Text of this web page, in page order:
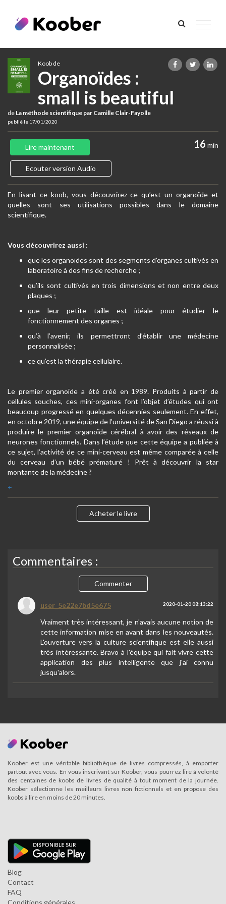
Toggle
Koob de
Organoïdes :
small is beautiful
de La méthode scientifique par Camille Clair-Fayolle
publié le 17/01/2020
16 min
Lire maintenant
Ecouter version Audio
En lisant ce koob, vous découvrirez ce qu’est un organoïde et
quelles sont ses utilisations possibles dans le domaine
scientifique.
Vous découvrirez aussi :
que les organoïdes sont des segments d’organes cultivés en
laboratoire à des fins de recherche ;
qu’ils sont cultivés en trois dimensions et non entre deux
plaques ;
que leur petite taille est idéale pour étudier le
fonctionnement des organes ;
qu’à l’avenir, ils permettront d’établir une médecine
personnalisée ;
ce qu’est la thérapie cellulaire.
Le premier organoïde a été créé en 1989. Produits à partir de
cellules souches, ces mini-organes font l’objet d’études qui ont
beaucoup progressé en quelques décennies seulement. En effet,
en octobre 2019, une équipe de l’université de San Diego a réussi à
produire le premier organoïde cérébral à avoir des réseaux de
neurones fonctionnels. Dans l’étude que cette équipe a publiée à
ce sujet, l’activité de ce mini-cerveau est même comparée à celle
du cerveau d’un bébé prématuré ! Prêt à découvrir la star
montante de la médecine ?
+
Acheter le livre
Commentaires :
Commenter
user_5e22e7bd5e675 2020-01-20 08:13:22
Vraiment très intéressant, je n'avais aucune notion de
cette information mise en avant dans les nouveautés.
L'ouverture vers la culture scientifique est elle aussi
très intéressante. Bravo à l'équipe qui fait vivre cette
application des plus intelligente que j'ai connu
jusqu'alors.
Koober est une véritable bibliothèque de livres compressés, à emporter
partout avec vous. En vous inscrivant sur Koober, vous pourrez lire à volonté
des centaines de koobs de livres de qualité à tout moment de la journée.
Koober sélectionne les meilleurs livres non fictionnels et en propose des
koobs à lire en moins de 20 minutes.
Blog
Contact
FAQ